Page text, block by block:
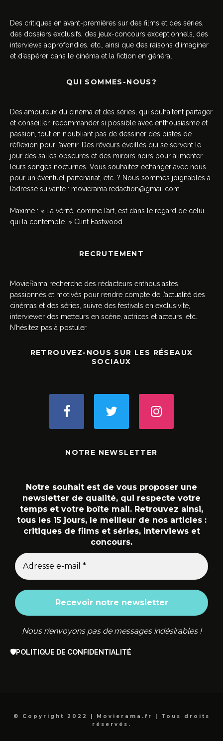
Des critiques en avant-premières sur des films et des séries,
des dossiers exclusifs, des jeux-concours exceptionnels, des
interviews approfondies, etc., ainsi que des raisons d’imaginer
et d’espérer dans le cinéma et la fiction en général…
QUI SOMMES-NOUS?
Des amoureux du cinéma et des séries, qui souhaitent partager
et conseiller, recommander si possible avec enthousiasme et
passion, tout en n’oubliant pas de dessiner des pistes de
réflexion pour l’avenir. Des rêveurs éveillés qui se servent le
jour des salles obscures et des miroirs noirs pour alimenter
leurs songes nocturnes. Vous souhaitez échanger avec nous
pour un éventuel partenariat, etc. ? Nous sommes joignables à
l’adresse suivante : movierama.redaction@gmail.com
Maxime : « La vérité, comme l’art, est dans le regard de celui
qui la contemple. » Clint Eastwood
RECRUTEMENT
MovieRama recherche des rédacteurs enthousiastes,
passionnés et motivés pour rendre compte de l’actualité des
cinémas et des séries, suivre des festivals en exclusivité,
interviewer des metteurs en scène, actrices et acteurs, etc.
N’hésitez pas à postuler.
RETROUVEZ-NOUS SUR LES RÉSEAUX
SOCIAUX
NOTRE NEWSLETTER
Notre souhait est de vous proposer une
newsletter de qualité, qui respecte votre
temps et votre boîte mail. Retrouvez ainsi,
tous les 15 jours, le meilleur de nos articles :
critiques de films et séries, interviews et
concours.
Nous n’envoyons pas de messages indésirables !
🛡️POLITIQUE DE CONFIDENTIALITÉ
© Copyright 2022 | Movierama.fr | Tous droits
réservés.